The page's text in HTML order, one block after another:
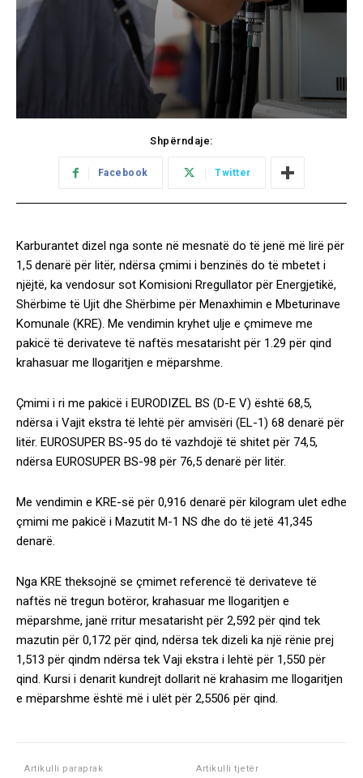
Shpërndaje:
Facebook Twitter
Karburantet dizel nga sonte në mesnatë do të jenë më lirë për
1,5 denarë për litër, ndërsa çmimi i benzinës do të mbetet i
njëjtë, ka vendosur sot Komisioni Rregullator për Energjetikë,
Shërbime të Ujit dhe Shërbime për Menaxhimin e Mbeturinave
Komunale (KRE). Me vendimin kryhet ulje e çmimeve me
pakicë të derivateve të naftës mesatarisht për 1.29 për qind
krahasuar me llogaritjen e mëparshme.
Çmimi i ri me pakicë i EURODIZEL BS (D-E V) është 68,5,
ndërsa i Vajit ekstra të lehtë për amvisëri (EL-1) 68 denarë për
litër. EUROSUPER BS-95 do të vazhdojë të shitet për 74,5,
ndërsa EUROSUPER BS-98 për 76,5 denarë për litër.
Me vendimin e KRE-së për 0,916 denarë për kilogram ulet edhe
çmimi me pakicë i Mazutit M-1 NS dhe do të jetë 41,345
denarë.
Nga KRE theksojnë se çmimet referencë të derivateve të
naftës në tregun botëror, krahasuar me llogaritjen e
mëparshme, janë rritur mesatarisht për 2,592 për qind tek
mazutin për 0,172 për qind, ndërsa tek dizeli ka një rënie prej
1,513 për qindm ndërsa tek Vaji ekstra i lehtë për 1,550 për
qind. Kursi i denarit kundrejt dollarit në krahasim me llogaritjen
e mëparshme është më i ulët për 2,5506 për qind.
Artikulli paraprak Artikulli tjetër